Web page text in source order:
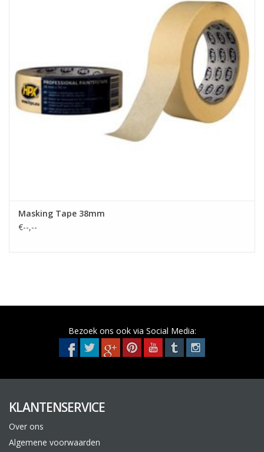
Masking Tape 38mm
€--,--
Bezoek ons ook via Social Media:
KLANTENSERVICE
Over ons
Algemene voorwaarden